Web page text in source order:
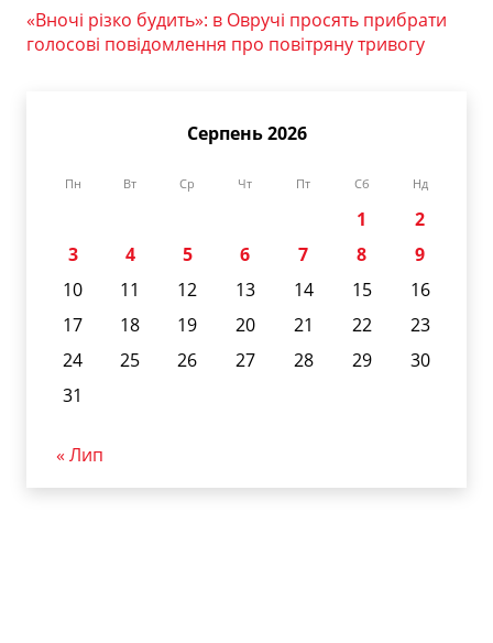
«Вночі різко будить»: в Овручі просять прибрати
голосові повідомлення про повітряну тривогу
Серпень 2026
Пн Вт Ср Чт Пт Сб Нд
1
2
3
4 5 6 7 8
9
10
11 12 13 14 15
16
17
18 19 20 21 22
23
24
25 26 27 28 29
30
31
« Лип